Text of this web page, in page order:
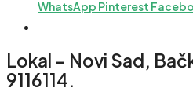
WhatsApp Pinterest
Lokal – Novi Sad,
9116114.